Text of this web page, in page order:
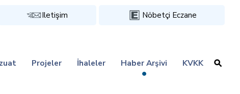
Iletişim Nöbetçi Eczane
Projeler İhaleler Haber Arşivi KVKK